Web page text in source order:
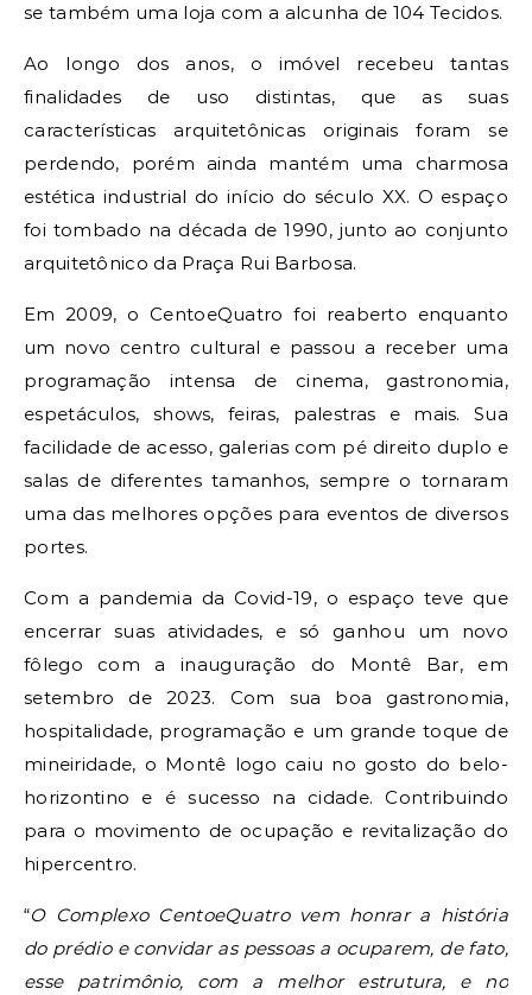
se também uma loja com a alcunha de 104 Tecidos.
Ao longo dos anos, o imóvel recebeu tantas
finalidades de uso distintas, que as suas
características arquitetônicas originais foram se
perdendo, porém ainda mantém uma charmosa
estética industrial do início do século XX. O espaço
foi tombado na década de 1990, junto ao conjunto
arquitetônico da Praça Rui Barbosa.
Em 2009, o CentoeQuatro foi reaberto enquanto
um novo centro cultural e passou a receber uma
programação intensa de cinema, gastronomia,
espetáculos, shows, feiras, palestras e mais. Sua
facilidade de acesso, galerias com pé direito duplo e
salas de diferentes tamanhos, sempre o tornaram
uma das melhores opções para eventos de diversos
portes.
Com a pandemia da Covid-19, o espaço teve que
encerrar suas atividades, e só ganhou um novo
fôlego com a inauguração do Montê Bar, em
setembro de 2023. Com sua boa gastronomia,
hospitalidade, programação e um grande toque de
mineiridade, o Montê logo caiu no gosto do belo-
horizontino e é sucesso na cidade. Contribuindo
para o movimento de ocupação e revitalização do
hipercentro.
“O Complexo CentoeQuatro vem honrar a história
do prédio e convidar as pessoas a ocuparem, de fato,
esse patrimônio, com a melhor estrutura, e no